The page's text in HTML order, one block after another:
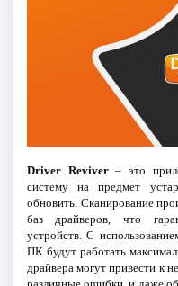
Driver Reviver– это
систему на предмет
обновить. Сканирование
баз драйверов, что
устройств. С
ПК будут работать
драйвера могут привести к